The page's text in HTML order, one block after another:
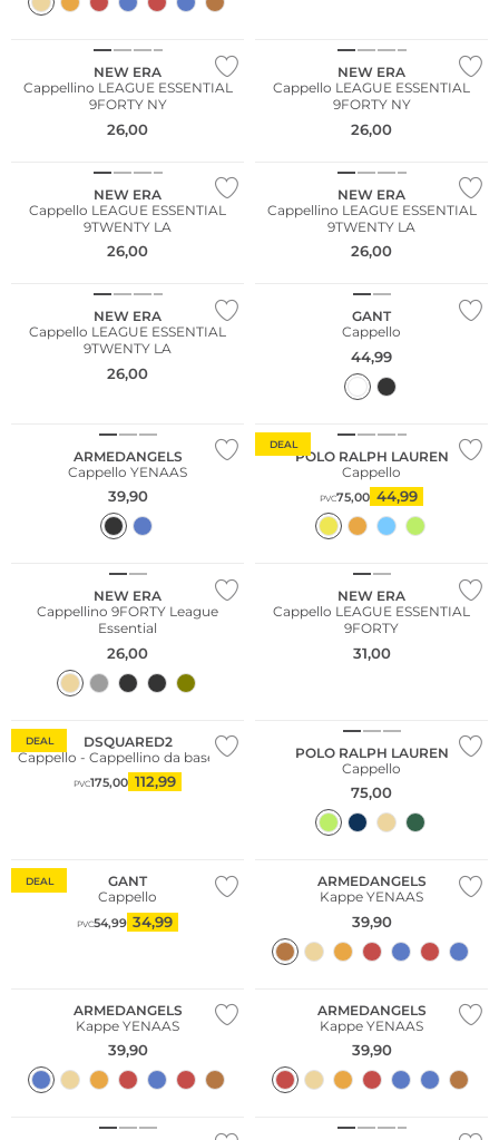
NEW ERA
Cappellino LEAGUE ESSENTIAL
9FORTY NY
26,00
NEW ERA
Cappello LEAGUE ESSENTIAL
9FORTY NY
26,00
NEW ERA
Cappello LEAGUE ESSENTIAL
9TWENTY LA
26,00
NEW ERA
Cappellino LEAGUE ESSENTIAL
9TWENTY LA
26,00
NEW ERA
Cappello LEAGUE ESSENTIAL
9TWENTY LA
26,00
GANT
Cappello
44,99
ARMEDANGELS
Cappello YENAAS
39,90
DEAL
POLO RALPH LAUREN
Cappello
PVC75,00 44,99
NEW ERA
Cappellino 9FORTY League
Essential
26,00
NEW ERA
Cappello LEAGUE ESSENTIAL
9FORTY
31,00
DEAL
DSQUARED2
Cappello - Cappellino da baseball
PVC175,00 112,99
POLO RALPH LAUREN
Cappello
75,00
DEAL
GANT
Cappello
PVC54,99 34,99
ARMEDANGELS
Kappe YENAAS
39,90
ARMEDANGELS
Kappe YENAAS
39,90
NUOVO
ARMEDANGELS
Kappe YENAAS
39,90